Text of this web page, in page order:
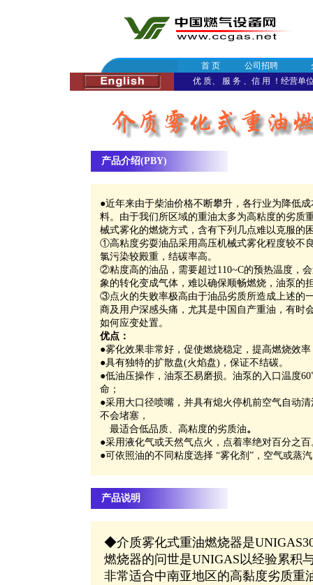
首 页 公司招聘
优 质、 服 务 、信 用 ！经营单
产品介绍(PBY)
●近年来由于柴油价格不断攀升，各行业为降低
料。由于我们所区域的重油太多为高粘度的劣质
械式雾化的燃烧方式，含有下列几点难以克服的
①高粘度劣耍油品采用高压机械式雾化程度较不
氯污染较殿重，结碳率高。
②粘度高的油品，需要超过110~C的预热温度，
象的转化变成气体，难以确保顺畅燃烧，油泵的
③点火的失败率极高由于油品劣质所造成上述的
商及用户深感头痛，尤其是中国自产重油，有时
如何应变处置。
优点：
●雾化效果非常好，促使燃烧稳定，提高燃烧效
●具有独特的扩散盘(火焰盘)，保证不结碳。
●低油压操作，油泵丕易磨损。油泵的入口温度
命；
●采用大口径喷嘴，并具有熄火停机前空气自动
不会堵塞，
最适合低品质、高粘度的劣质油。
●采用液化气或天然气点火，点着率绝对百分之百
●可依照油的不同粘度选择 “雾化剂”，空气或蒸汽
产品说明
◆介质雾化式重油燃烧器是
燃烧器的问世是UNIGAS以经验累积
非常适合中南亚地区的高黏度劣质重